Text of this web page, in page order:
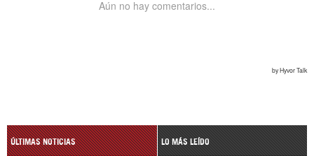
ÚLTIMAS NOTICIAS LO MÁS LEÍDO